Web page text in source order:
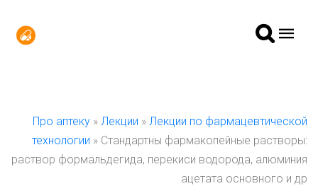
Про аптеку » Лекции » Лекции по фармацевтической
технологии » Стандартны фармакопейные растворы:
раствор формальдегида, перекиси водорода, алюминия
ацетата основного и др